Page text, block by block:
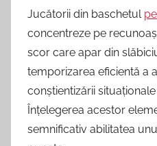
Jucătorii din baschetul
concentreze pe
scor care apar din
temporizarea eficientă a
conștientizării
Înțelegerea acestor
semnificativ abilitatea